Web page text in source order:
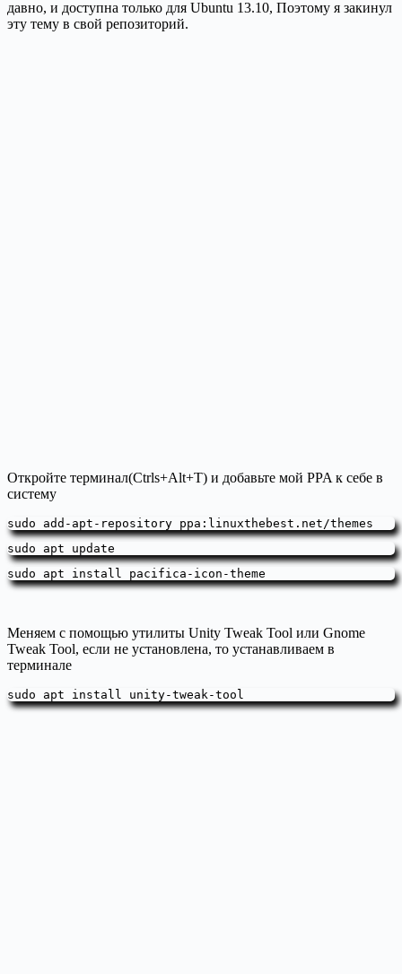
давно, и доступна только для Ubuntu 13.10, Поэтому я закинул
эту тему в свой репозиторий.
Откройте терминал(Ctrls+Alt+T) и добавьте мой PPA к себе в
систему
sudo add-apt-repository ppa:linuxthebest.net/themes
sudo apt update
sudo apt install pacifica-icon-theme
Меняем с помощью утилиты Unity Tweak Tool или Gnome
Tweak Tool, если не установлена, то устанавливаем в
терминале
sudo apt install unity-tweak-tool